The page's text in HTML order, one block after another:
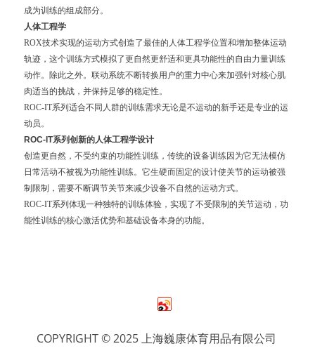
成为训练的组成部分。
人体工程学
ROX技术实现的运动方式创造了最佳的人体工程学位置和增加整体运动
轨迹，这个训练方式模拟了更自然更舒适和更具功能性的自由力量训练
动作。除此之外。联动系统不断转换用户的重力中心来加强针对核心肌
肉适当的挑战，并保持足够的稳定性。
ROC-IT系列适合不同人群的训练需求无论是不运动的新手还是专业的运
动员。
ROC-IT系列创新的人体工程学设计
创造更自然，不受约束的功能性训练，传统的设备训练因为它无法模仿
日常活动不被视为功能性训练。它生硬而固定的设计使关节的运动被强
制限制，需要不断调节关节来减少设备不自然的运动方式。
ROC-IT系列体现一种独特的训练体验，实现了不受限制的关节运动，功
能性训练的核心激活优势和基础设备本身的功能。
COPYRIGHT © 2025 上海巍康体育用品有限公司